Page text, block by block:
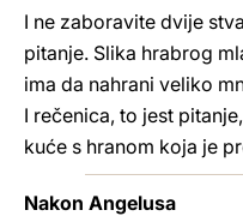
I ne zaboravite dvije
pitanje. Slika hrabrog
ima da nahrani veliko
I rečenica, to jest
kuće s hranom koja je
Nakon Angelusa